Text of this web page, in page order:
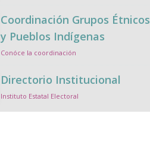
Coordinación Grupos Étnicos
y Pueblos Indígenas
Conóce la coordinación
Directorio Institucional
Instituto Estatal Electoral